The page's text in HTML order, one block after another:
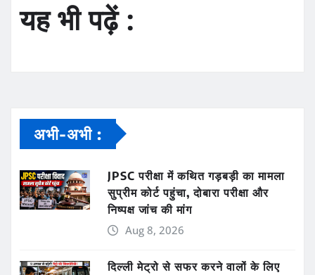
यह भी पढ़ें :
अभी-अभी :
JPSC परीक्षा में कथित गड़बड़ी का मामला
सुप्रीम कोर्ट पहुंचा, दोबारा परीक्षा और
निष्पक्ष जांच की मांग
Aug 8, 2026
दिल्ली मेट्रो से सफर करने वालों के लिए